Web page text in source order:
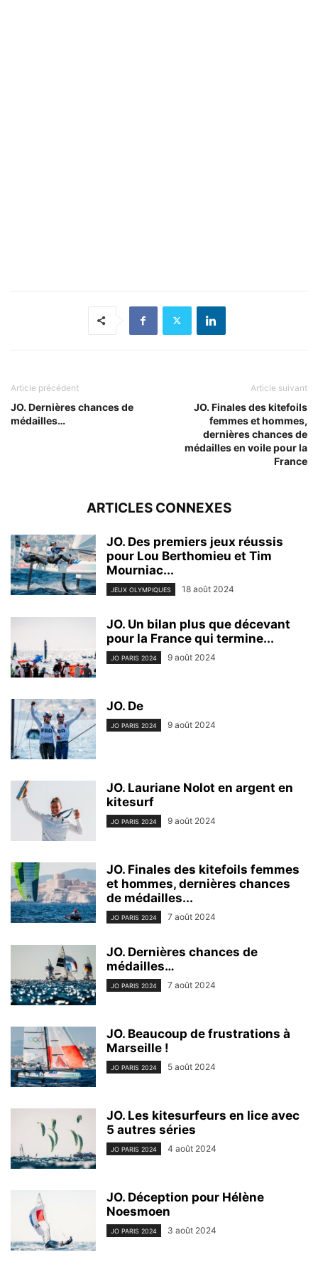
Article précédent
JO. Dernières chances de
médailles…
Article suivant
JO. Finales des kitefoils
femmes et hommes,
dernières chances de
médailles en voile pour la
France
ARTICLES CONNEXES
JO. Des premiers jeux réussis
pour Lou Berthomieu et Tim
Mourniac...
JEUX OLYMPIQUES 18 août 2024
JO. Un bilan plus que décevant
pour la France qui termine...
JO PARIS 2024 9 août 2024
JO. De
JO PARIS 2024 9 août 2024
JO. Lauriane Nolot en argent en
kitesurf
JO PARIS 2024 9 août 2024
JO. Finales des kitefoils femmes
et hommes, dernières chances
de médailles...
JO PARIS 2024 7 août 2024
JO. Dernières chances de
médailles…
JO PARIS 2024 7 août 2024
JO. Beaucoup de frustrations à
Marseille !
JO PARIS 2024 5 août 2024
JO. Les kitesurfeurs en lice avec
5 autres séries
JO PARIS 2024 4 août 2024
JO. Déception pour Hélène
Noesmoen
JO PARIS 2024 3 août 2024